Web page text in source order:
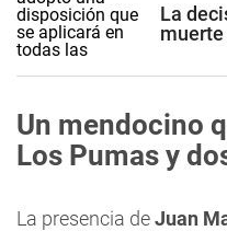
La
Un mendocino
Los Pumas y
La presencia deJuan